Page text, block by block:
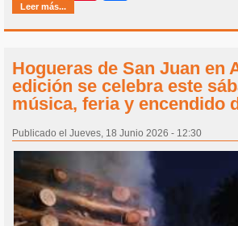
Leer más...
Hogueras de San Juan en
edición se celebra este
música, feria y encendido
Publicado el Jueves, 18 Junio 2026 - 12:30